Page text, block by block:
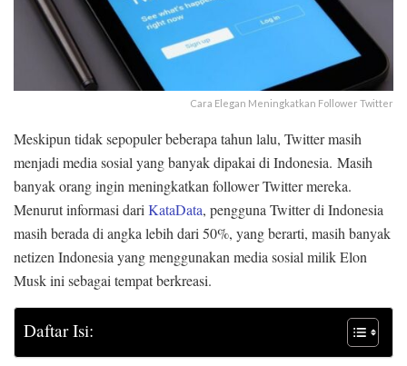
Cara Elegan Meningkatkan Follower Twitter
Meskipun tidak sepopuler beberapa tahun lalu, Twitter masih
menjadi media sosial yang banyak dipakai di Indonesia. Masih
banyak orang ingin meningkatkan follower Twitter mereka.
Menurut informasi dari KataData, pengguna Twitter di Indonesia
masih berada di angka lebih dari 50%, yang berarti, masih banyak
netizen Indonesia yang menggunakan media sosial milik Elon
Musk ini sebagai tempat berkreasi.
Daftar Isi: